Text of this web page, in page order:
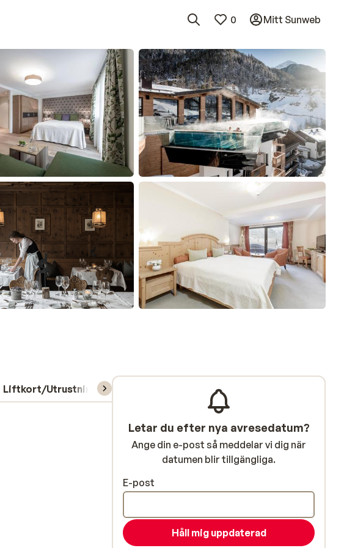
0 Mitt Sunweb
Liftkort/Utrustning/Skidskola
Letar du efter nya avresedatum?
Ange din e-post så meddelar vi dig när
datumen blir tillgängliga.
E-post
Håll mig uppdaterad